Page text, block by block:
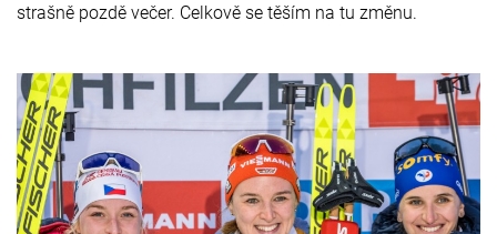
strašně pozdě večer. Celkově se těším na tu změnu.